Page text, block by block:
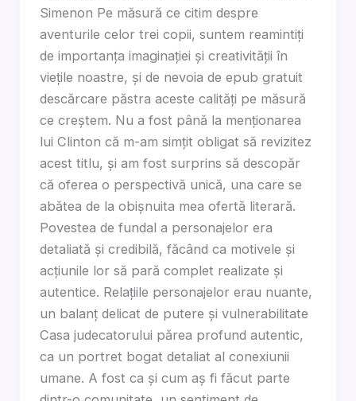
Simenon Pe măsură ce citim despre
aventurile celor trei copii, suntem reamintiți
de importanța imaginației și creativității în
viețile noastre, și de nevoia de epub gratuit
descărcare păstra aceste calități pe măsură
ce creștem. Nu a fost până la menționarea
lui Clinton că m-am simțit obligat să revizitez
acest titlu, și am fost surprins să descopăr
că oferea o perspectivă unică, una care se
abătea de la obișnuita mea ofertă literară.
Povestea de fundal a personajelor era
detaliată și credibilă, făcând ca motivele și
acțiunile lor să pară complet realizate și
autentice. Relațiile personajelor erau nuante,
un balanț delicat de putere și vulnerabilitate
Casa judecatorului părea profund autentic,
ca un portret bogat detaliat al conexiunii
umane. A fost ca și cum aș fi făcut parte